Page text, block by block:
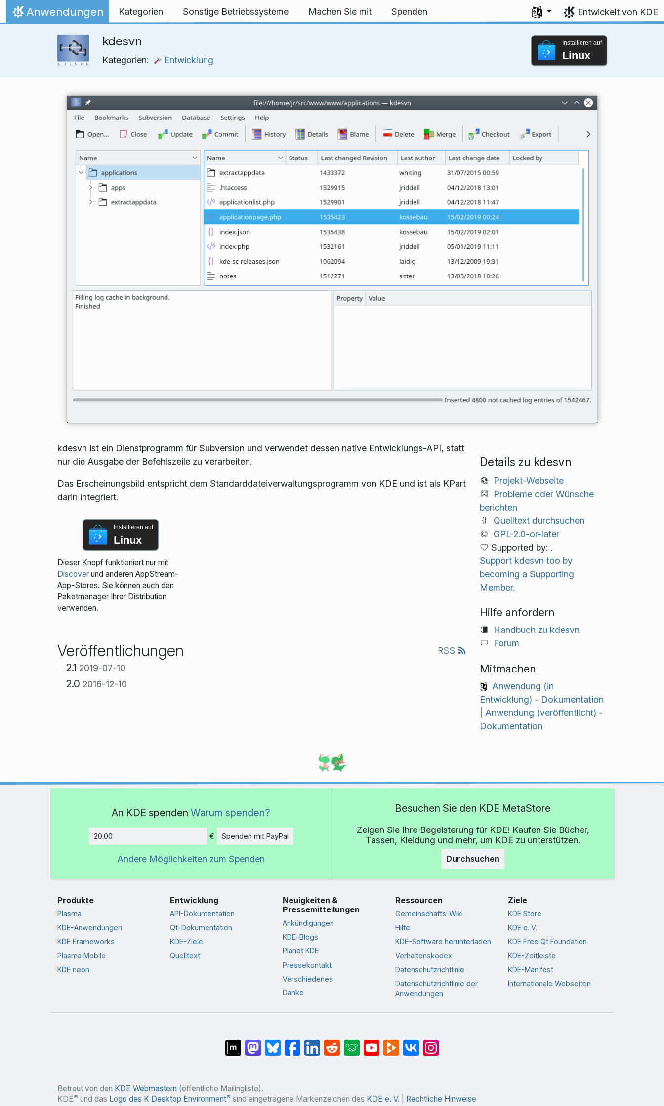
Zum Inhalt springen
Startseite
Anwendungen Kategorien Sonstige Betriebssysteme Machen Sie mit Spenden
Sprache auswählen
Entwickelt von KDE
kdesvn
Kategorien: Entwicklung
Installieren auf
Linux
kdesvn ist ein Dienstprogramm für Subversion und verwendet dessen native Entwicklungs-API, statt
nur die Ausgabe der Befehlszeile zu verarbeiten.
Das Erscheinungsbild entspricht dem Standarddateiverwaltungsprogramm von KDE und ist als KPart
darin integriert.
Installieren auf
Linux
Dieser Knopf funktioniert nur mit
Discoverund anderen AppStream-
App-Stores. Sie können auch den
Paketmanager Ihrer Distribution
verwenden.
Veröffentlichungen RSS
2.1 2019-07-10
2.0 2016-12-10
Details zu kdesvn
Projekt-Webseite
Probleme oder Wünsche
berichten
Quelltext durchsuchen
GPL-2.0-or-later
Supported by: .
Support kdesvn too by
becoming a Supporting
Member.
Hilfe anfordern
Handbuch zu kdesvn
Forum
Mitmachen
Anwendung (in
Entwicklung) - Dokumentation
Anwendung (veröffentlicht) -
Dokumentation
An KDE spenden Warum spenden?
Betrag
€ Spenden mit PayPal
Andere Möglichkeiten zum Spenden
Besuchen Sie den KDE MetaStore
Zeigen Sie Ihre Begeisterung für KDE! Kaufen Sie Bücher,
Tassen, Kleidung und mehr, um KDE zu unterstützen.
Durchsuchen
Produkte
Plasma
KDE-Anwendungen
KDE Frameworks
Plasma Mobile
KDE neon
Entwicklung
API-Dokumentation
Qt-Dokumentation
KDE-Ziele
Quelltext
Neuigkeiten &
Pressemitteilungen
Ankündigungen
KDE-Blogs
Planet KDE
Pressekontakt
Verschiedenes
Danke
Ressourcen
Gemeinschafts-Wiki
Hilfe
KDE-Software herunterladen
Verhaltenskodex
Datenschutzrichtlinie
Datenschutzrichtlinie der
Anwendungen
Ziele
KDE Store
KDE e. V.
KDE Free Qt Foundation
KDE-Zeitleiste
KDE-Manifest
Internationale Webseiten
Betreut von den KDE Webmastern (öffentliche Mailingliste).
KDE® und das Logo des K Desktop Environment® sind eingetragene Markenzeichen des KDE e. V. Rechtliche Hinweise